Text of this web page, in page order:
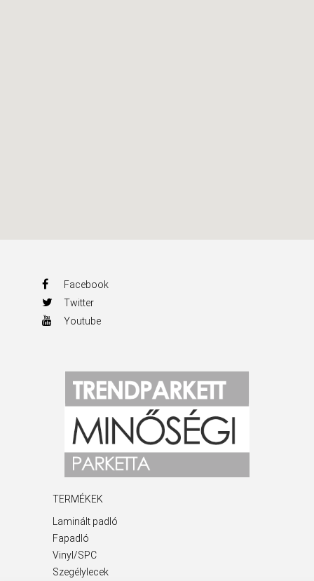
Facebook
Twitter
Youtube
TERMÉKEK
Laminált padló
Fapadló
Vinyl/SPC
Szegélylecek